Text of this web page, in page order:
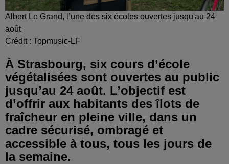
Albert Le Grand, l’une des six écoles ouvertes jusqu'au 24
août
Crédit : Topmusic-LF
À Strasbourg, six cours d’école
végétalisées sont ouvertes au public
jusqu’au 24 août. L’objectif est
d’offrir aux habitants des îlots de
fraîcheur en pleine ville, dans un
cadre sécurisé, ombragé et
accessible à tous, tous les jours de
la semaine.